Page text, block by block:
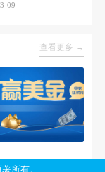
09
查看更多 →
所有。